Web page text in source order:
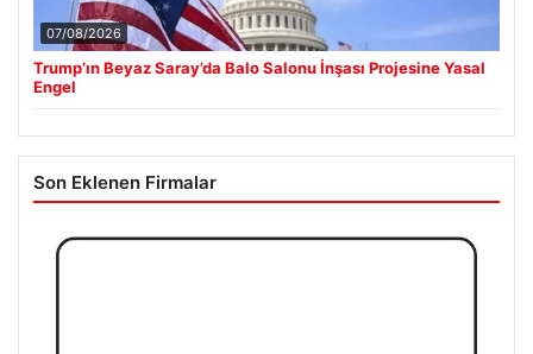
07/08/2026
Trump’ın Beyaz Saray’da Balo Salonu İnşası Projesine Yasal
Engel
Son Eklenen Firmalar